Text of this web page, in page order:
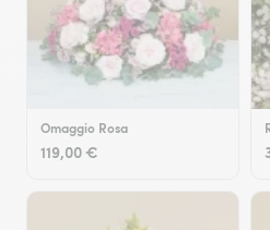
Omaggio Rosa
119,00 €